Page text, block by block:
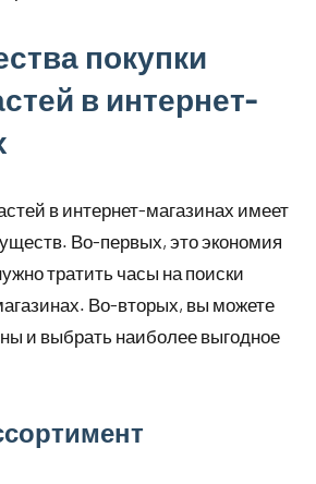
покупки
в интернет-
в интернет-магазинах имеет
Во-первых, это экономия
тратить часы на поиски
Во-вторых, вы можете
и выбрать наиболее выгодное